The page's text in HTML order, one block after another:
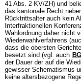
41 Abs. 2 KV/ZH) und
das kantonale Recht
Rücktrittsalter auch kein
Interfraktionellen
Wahlordnung daher nicht
Wiederwahlverfahrens
dass die obersten
besetzt sind (vgl. auch
der Dauer der auf die
gewisser Schematismus
keine altersbezogene